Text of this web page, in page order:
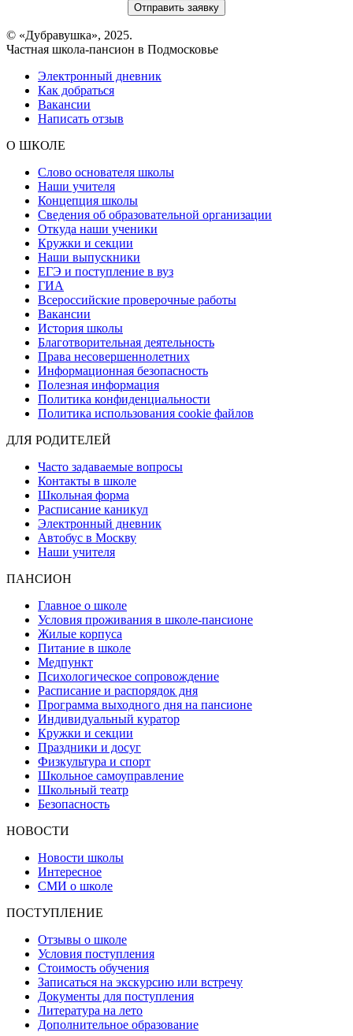
© «Дубравушка», 2025.
Частная школа-пансион в Подмосковье
Электронный дневник
Как добраться
Вакансии
Написать отзыв
О ШКОЛЕ
Слово основателя школы
Наши учителя
Концепция школы
Сведения об образовательной организации
Откуда наши ученики
Кружки и секции
Наши выпускники
ЕГЭ и поступление в вуз
ГИА
Всероссийские проверочные работы
Вакансии
История школы
Благотворительная деятельность
Права несовершеннолетних
Информационная безопасность
Полезная информация
Политика конфиденциальности
Политика использования cookie файлов
ДЛЯ РОДИТЕЛЕЙ
Часто задаваемые вопросы
Контакты в школе
Школьная форма
Расписание каникул
Электронный дневник
Автобус в Москву
Наши учителя
ПАНСИОН
Главное о школе
Условия проживания в школе-пансионе
Жилые корпуса
Питание в школе
Медпункт
Психологическое сопровождение
Расписание и распорядок дня
Программа выходного дня на пансионе
Индивидуальный куратор
Кружки и секции
Праздники и досуг
Физкультура и спорт
Школьное самоуправление
Школьный театр
Безопасность
НОВОСТИ
Новости школы
Интересное
СМИ о школе
ПОСТУПЛЕНИЕ
Отзывы о школе
Условия поступления
Стоимость обучения
Записаться на экскурсию или встречу
Документы для поступления
Литература на лето
Дополнительное образование